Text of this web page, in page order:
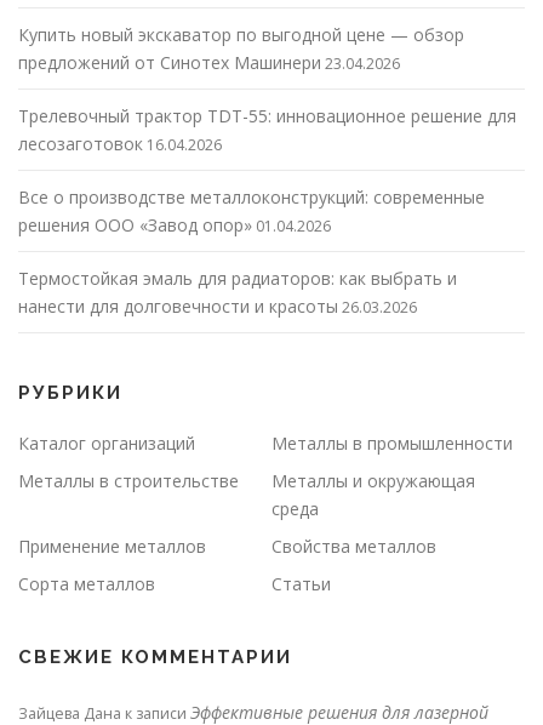
Купить новый экскаватор по выгодной цене — обзор
предложений от Синотех Машинери 23.04.2026
Трелевочный трактор TDT-55: инновационное решение для
лесозаготовок 16.04.2026
Все о производстве металлоконструкций: современные
решения ООО «Завод опор» 01.04.2026
Термостойкая эмаль для радиаторов: как выбрать и
нанести для долговечности и красоты 26.03.2026
РУБРИКИ
Каталог организаций
Металлы в промышленности
Металлы в строительстве
Металлы и окружающая
среда
Применение металлов
Свойства металлов
Сорта металлов
Статьи
СВЕЖИЕ КОММЕНТАРИИ
Зайцева Дана к записи Эффективные решения для лазерной